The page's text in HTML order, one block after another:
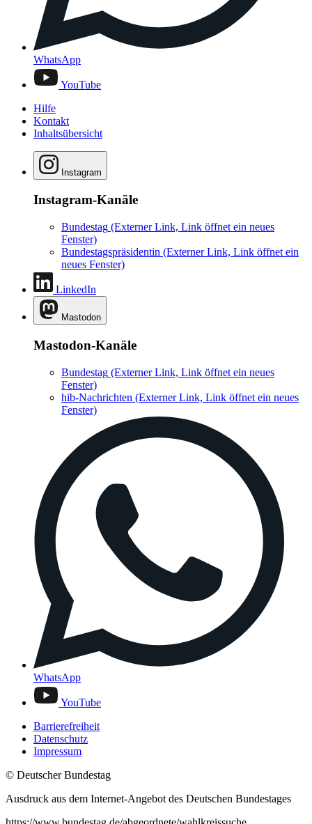
WhatsApp
YouTube
Hilfe
Kontakt
Inhaltsübersicht
Instagram
Instagram-Kanäle
Bundestag (Externer Link, Link öffnet ein neues
Fenster)
Bundestagspräsidentin (Externer Link, Link öffnet ein
neues Fenster)
LinkedIn
Mastodon
Mastodon-Kanäle
Bundestag (Externer Link, Link öffnet ein neues
Fenster)
hib-Nachrichten (Externer Link, Link öffnet ein neues
Fenster)
WhatsApp
YouTube
Barrierefreiheit
Datenschutz
Impressum
© Deutscher Bundestag
Ausdruck aus dem Internet-Angebot des Deutschen Bundestages